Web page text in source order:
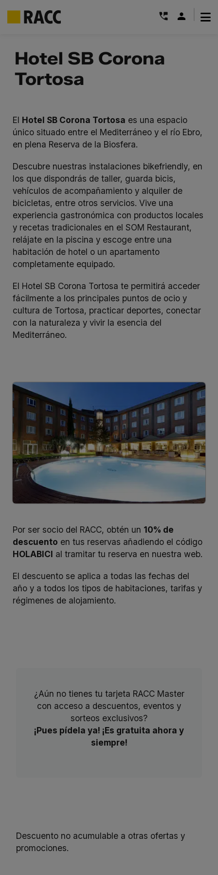
contenido
Hotel SB Corona
Tortosa
El Hotel SB Corona Tortosa es una espacio
único situado entre el Mediterráneo y el río Ebro,
en plena Reserva de la Biosfera.
Descubre nuestras instalaciones bikefriendly, en
los que dispondrás de taller, guarda bicis,
vehículos de acompañamiento y alquiler de
bicicletas, entre otros servicios. Vive una
experiencia gastronómica con productos locales
y recetas tradicionales en el SOM Restaurant,
relájate en la piscina y escoge entre una
habitación de hotel o un apartamento
completamente equipado.
El Hotel SB Corona Tortosa te permitirá acceder
fácilmente a los principales puntos de ocio y
cultura de Tortosa, practicar deportes, conectar
con la naturaleza y vivir la esencia del
Mediterráneo.
Por ser socio del RACC, obtén un 10% de
descuento en tus reservas añadiendo el código
HOLABICI al tramitar tu reserva en nuestra web.
El descuento se aplica a todas las fechas del
año y a todos los tipos de habitaciones, tarifas y
régimenes de alojamiento.
¿Aún no tienes tu tarjeta RACC Master
con acceso a descuentos, eventos y
sorteos exclusivos?
¡Pues pídela ya! ¡Es gratuita ahora y
siempre!
Descuento no acumulable a otras ofertas y
promociones.